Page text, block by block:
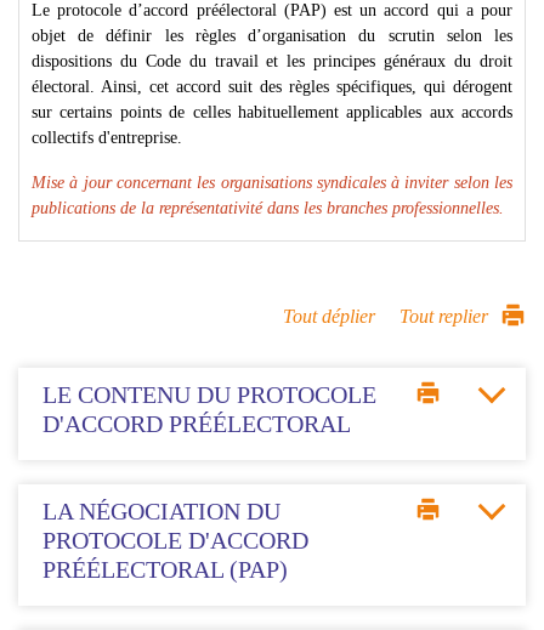
Le protocole d’accord préélectoral (PAP) est un accord qui a pour
objet de définir les règles d’organisation du scrutin selon les
dispositions du Code du travail et les principes généraux du droit
électoral. Ainsi, cet accord suit des règles spécifiques, qui dérogent
sur certains points de celles habituellement applicables aux accords
collectifs d'entreprise.
Mise à jour concernant les organisations syndicales à inviter selon les
publications de la représentativité dans les branches professionnelles.
Tout déplier Tout replier
LE CONTENU DU PROTOCOLE
D'ACCORD PRÉÉLECTORAL
LA NÉGOCIATION DU
PROTOCOLE D'ACCORD
PRÉÉLECTORAL (PAP)